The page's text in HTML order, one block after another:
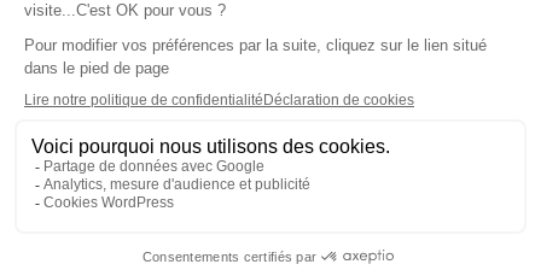
Téléchargez l'application
Les cookies
Gestion des cookies
Crédit photos : ©Sud Radio / Pierre Olivier